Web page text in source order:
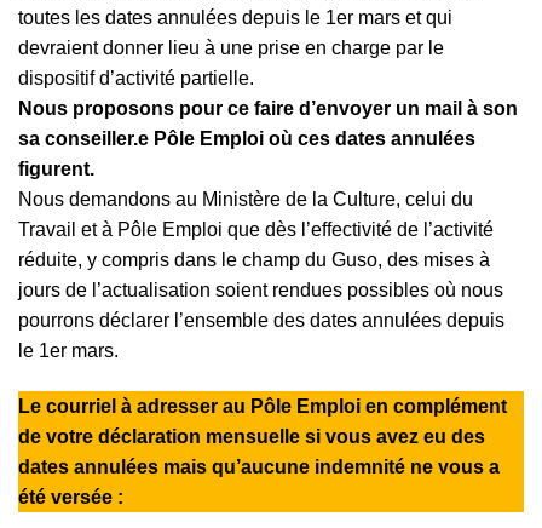
toutes les dates annulées depuis le 1er mars et qui
devraient donner lieu à une prise en charge par le
dispositif d’activité partielle.
Nous proposons pour ce faire d’envoyer un mail à son
sa conseiller.e Pôle Emploi où ces dates annulées
figurent.
Nous demandons au Ministère de la Culture, celui du
Travail et à Pôle Emploi que dès l’effectivité de l’activité
réduite, y compris dans le champ du Guso, des mises à
jours de l’actualisation soient rendues possibles où nous
pourrons déclarer l’ensemble des dates annulées depuis
le 1er mars.
Le courriel à adresser au Pôle Emploi en complément
de votre déclaration mensuelle si vous avez eu des
dates annulées mais qu’aucune indemnité ne vous a
été versée :